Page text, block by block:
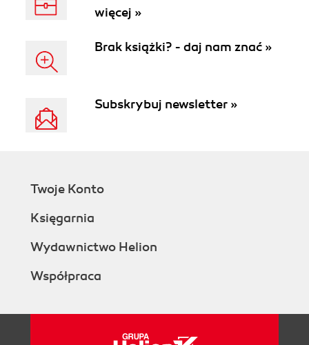
więcej »
Brak książki? - daj nam znać »
Subskrybuj newsletter »
Twoje Konto
Księgarnia
Wydawnictwo Helion
Współpraca